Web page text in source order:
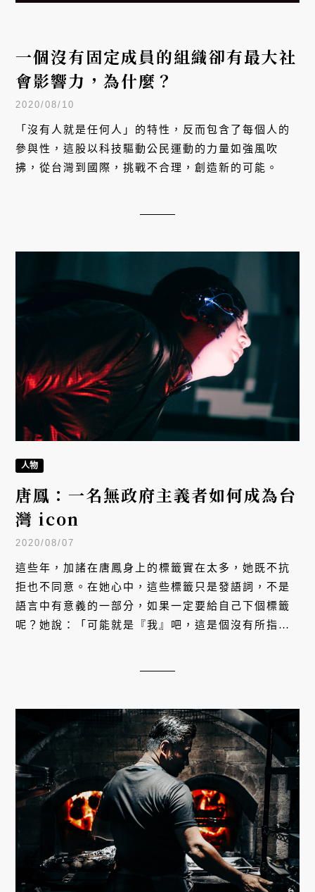
一個沒有固定成員的組織卻有最大社
會影響力，為什麼？
2020/08/10
「沒有人就是任何人」的特性，反而包含了每個人的
參與性，這股以科技驅動公民運動的力量如強風吹
拂，從台灣到國際，挑戰不合理，創造新的可能。
人物
唐鳳：一名無政府主義者如何成為台
灣 icon
2020/08/07
這些年，加諸在唐鳳身上的標籤實在太多，她既不抗
拒也不同意。在她心中，這些標籤只是發語詞，不是
語言中有意義的一部分，如果一定要給自己下個標籤
呢？她說：「可能就是『我』吧，這是個沒有所指、